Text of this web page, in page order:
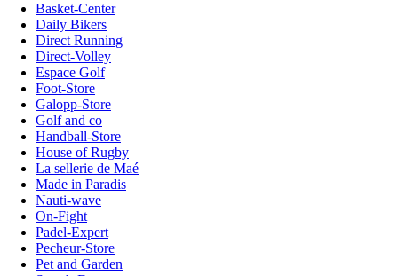
Basket-Center
Daily Bikers
Direct Running
Direct-Volley
Espace Golf
Foot-Store
Galopp-Store
Golf and co
Handball-Store
House of Rugby
La sellerie de Maé
Made in Paradis
Nauti-wave
On-Fight
Padel-Expert
Pecheur-Store
Pet and Garden